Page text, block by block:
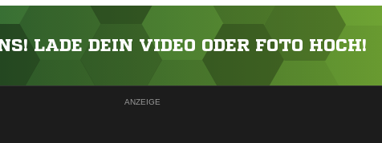
LADE DEIN VIDEO ODER FOTO HOCH!
ANZEIGE